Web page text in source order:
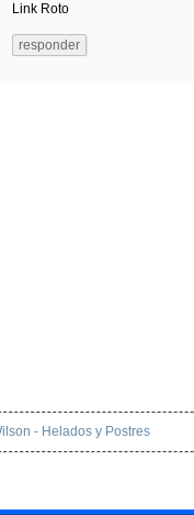
Link Roto
responder
- Helados y Postres